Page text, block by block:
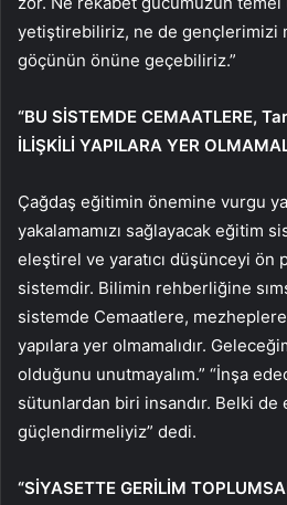
yetiştirebiliriz, ne de gençlerimizi
göçünün önüne geçebiliriz.”
“BU SİSTEMDE CEMAATLERE,
İLİŞKİLİ YAPILARA YER
Çağdaş eğitimin önemine vurgu
yakalamamızı sağlayacak eğitim
eleştirel ve yaratıcı düşünceyi ön
sistemdir. Bilimin rehberliğine
sistemde Cemaatlere,
yapılara yer olmamalıdır.
olduğunu unutmayalım.” “İnşa
sütunlardan biri insandır. Belki
güçlendirmeliyiz” dedi.
“SİYASETTE GERİLİM